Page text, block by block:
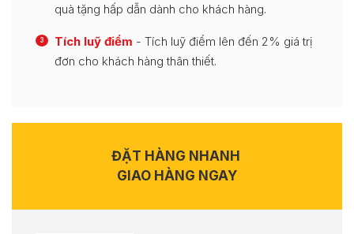
quà tặng hấp dẫn dành cho khách hàng.
3 Tích luỹ điểm - Tích luỹ điểm lên đến 2% giá trị
đơn cho khách hàng thân thiết.
ĐẶT HÀNG NHANH
GIAO HÀNG NGAY